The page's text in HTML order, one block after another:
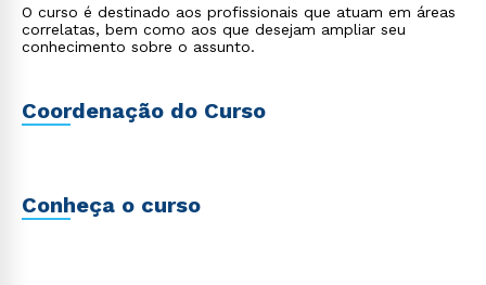
O curso é destinado aos profissionais que atuam em áreas
correlatas, bem como aos que desejam ampliar seu
conhecimento sobre o assunto.
Coordenação do Curso
Conheça o curso